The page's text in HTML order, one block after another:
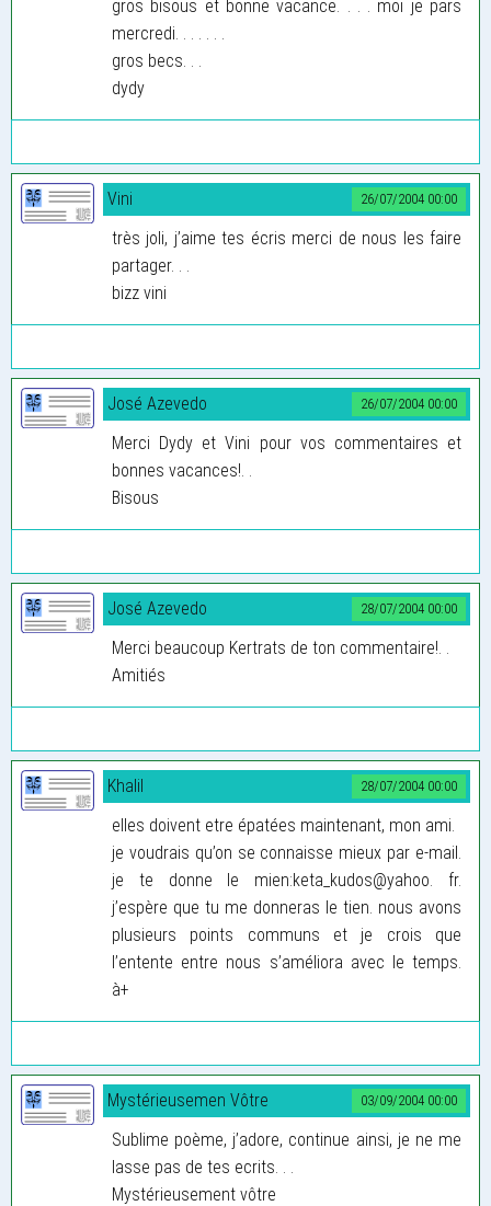
gros bisous et bonne vacance. . . . moi je pars
mercredi. . . . . . .
gros becs. . .
dydy
26/07/2004 00:00
Vini
très joli, j’aime tes écris merci de nous les faire
partager. . .
bizz vini
26/07/2004 00:00
José Azevedo
Merci Dydy et Vini pour vos commentaires et
bonnes vacances!. .
Bisous
28/07/2004 00:00
José Azevedo
Merci beaucoup Kertrats de ton commentaire!. .
Amitiés
28/07/2004 00:00
Khalil
elles doivent etre épatées maintenant, mon ami.
je voudrais qu’on se connaisse mieux par e-mail.
je te donne le mien:keta_kudos@yahoo. fr.
j’espère que tu me donneras le tien. nous avons
plusieurs points communs et je crois que
l’entente entre nous s’améliora avec le temps.
à+
03/09/2004 00:00
Mystérieusemen Vôtre
Sublime poème, j’adore, continue ainsi, je ne me
lasse pas de tes ecrits. . .
Mystérieusement vôtre